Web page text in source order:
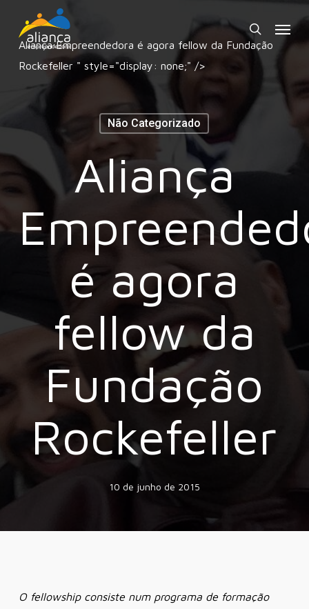
main
content
search
Menu
Aliança Empreendedora é agora fellow da Fundação
Rockefeller " style="display: none;" />
Não Categorizado
Aliança
é agora
fellow da
Fundação
Rockefeller
10 de junho de 2015
O fellowship consiste num programa de formação